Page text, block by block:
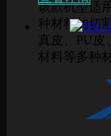
该款机型适
种材料的切
真皮、PU皮
材料等多种